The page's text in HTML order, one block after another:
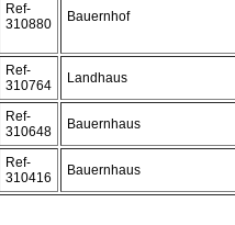
Ref-
310880
Bauernhof
Ref-
310764
Landhaus
Ref-
310648
Bauernhaus
Ref-
310416
Bauernhaus